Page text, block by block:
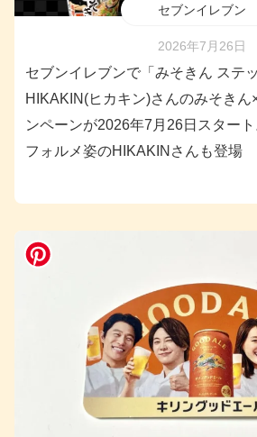
セブンイレブン
2026年7月26日
セブンイレブンで「みそきん ステ
HIKAKIN(ヒカキン)さんのみそきん
ンペーンが2026年7月26日スター
フォルメ姿のHIKAKINさんも登場